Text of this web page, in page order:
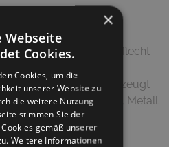
aus handgewebten Geflecht
inkl.
"Wicked" überzeugt
von Geflecht, Metall
×
Webseite
Cookies.
Cookies, um die
unserer Website zu
die weitere Nutzung
stimmen Sie der
gemäß unserer
Weitere Informationen